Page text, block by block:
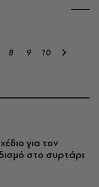
8 9 10
για τον
στο συρτάρι